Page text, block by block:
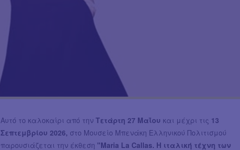
Αυτό το καλοκαίρι από την Τετάρτη 27 Μαΐου και μέχρι τις 13
Σεπτεμβρίου 2026, στο Μουσείο Μπενάκη Ελληνικού Πολιτισμού
παρουσιάζεται την έκθεση "Maria La Callas. Η ιταλική τέχνη των